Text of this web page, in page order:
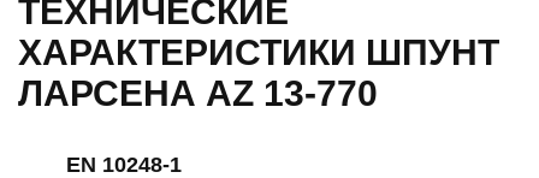
ТЕХНИЧЕСКИЕ
ХАРАКТЕРИСТИКИ ШПУНТ
ЛАРСЕНА AZ 13-770
EN 10248-1